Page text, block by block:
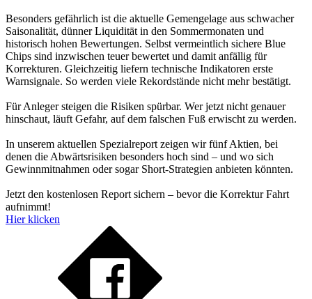
Besonders gefährlich ist die aktuelle Gemengelage aus schwacher
Saisonalität, dünner Liquidität in den Sommermonaten und
historisch hohen Bewertungen. Selbst vermeintlich sichere Blue
Chips sind inzwischen teuer bewertet und damit anfällig für
Korrekturen. Gleichzeitig liefern technische Indikatoren erste
Warnsignale. So werden viele Rekordstände nicht mehr bestätigt.
Für Anleger steigen die Risiken spürbar. Wer jetzt nicht genauer
hinschaut, läuft Gefahr, auf dem falschen Fuß erwischt zu werden.
In unserem aktuellen Spezialreport zeigen wir fünf Aktien, bei
denen die Abwärtsrisiken besonders hoch sind – und wo sich
Gewinnmitnahmen oder sogar Short-Strategien anbieten könnten.
Jetzt den kostenlosen Report sichern – bevor die Korrektur Fahrt
aufnimmt!
Hier klicken